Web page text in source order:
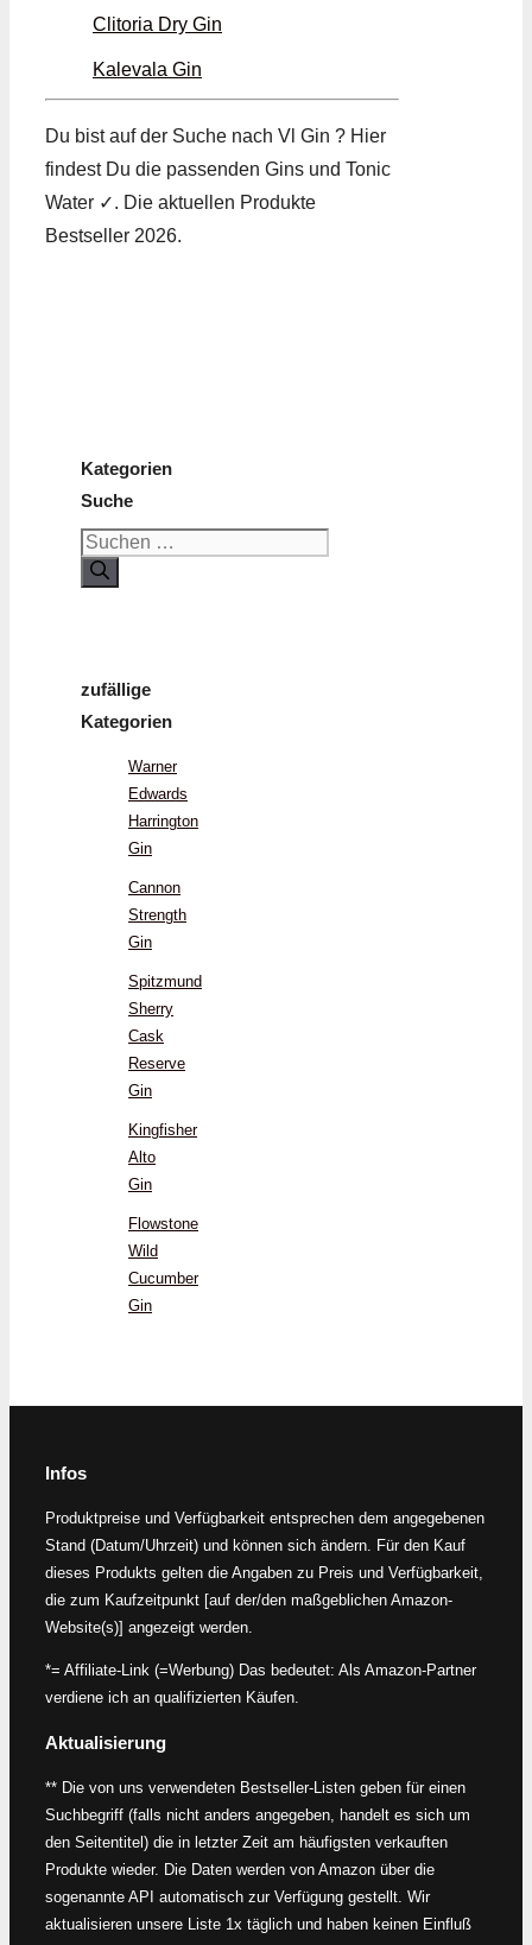
Clitoria Dry Gin
Kalevala Gin
Du bist auf der Suche nach Vl Gin ? Hier
findest Du die passenden Gins und Tonic
Water ✓. Die aktuellen Produkte
Bestseller 2026.
Kategorien
Suche
Suchen
nach:
zufällige
Kategorien
Warner
Edwards
Harrington
Gin
Cannon
Strength
Gin
Spitzmund
Sherry
Cask
Reserve
Gin
Kingfisher
Alto
Gin
Flowstone
Wild
Cucumber
Gin
Infos
Produktpreise und Verfügbarkeit entsprechen dem angegebenen
Stand (Datum/Uhrzeit) und können sich ändern. Für den Kauf
dieses Produkts gelten die Angaben zu Preis und Verfügbarkeit,
die zum Kaufzeitpunkt [auf der/den maßgeblichen Amazon-
Website(s)] angezeigt werden.
*= Affiliate-Link (=Werbung) Das bedeutet: Als Amazon-Partner
verdiene ich an qualifizierten Käufen.
Aktualisierung
** Die von uns verwendeten Bestseller-Listen geben für einen
Suchbegriff (falls nicht anders angegeben, handelt es sich um
den Seitentitel) die in letzter Zeit am häufigsten verkauften
Produkte wieder. Die Daten werden von Amazon über die
sogenannte API automatisch zur Verfügung gestellt. Wir
aktualisieren unsere Liste 1x täglich und haben keinen Einfluß